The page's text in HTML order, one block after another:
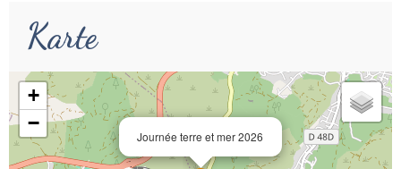
Karte
Journée terre et mer 2026
+
−